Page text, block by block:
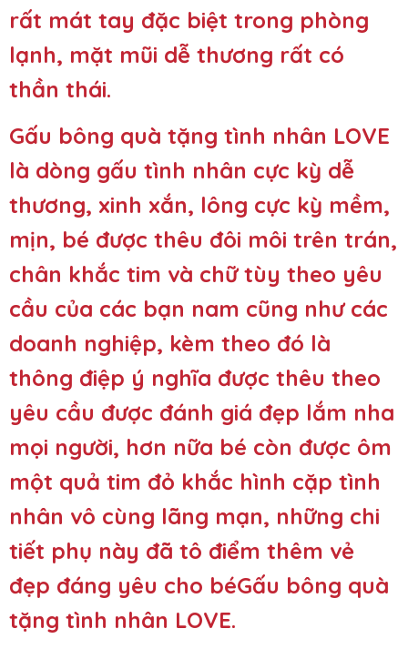
rất mát tay đặc biệt trong phòng
lạnh, mặt mũi dễ thương rất có
thần thái.
Gấu bông quà tặng tình nhân LOVE
là dòng gấu tình nhân cực kỳ dễ
thương, xinh xắn, lông cực kỳ mềm,
mịn, bé được thêu đôi môi trên trán,
chân khắc tim và chữ tùy theo yêu
cầu của các bạn nam cũng như các
doanh nghiệp, kèm theo đó là
thông điệp ý nghĩa được thêu theo
yêu cầu được đánh giá đẹp lắm nha
mọi người, hơn nữa bé còn được ôm
một quả tim đỏ khắc hình cặp tình
nhân vô cùng lãng mạn, những chi
tiết phụ này đã tô điểm thêm vẻ
đẹp đáng yêu cho béGấu bông quà
tặng tình nhân LOVE.